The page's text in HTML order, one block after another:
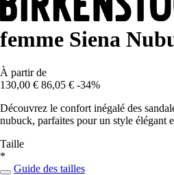
femme Siena
À partir de
130,00 € 86,05 € -34%
Découvrez le confort inégalé des
nubuck, parfaites pour un style élégant
Taille
*
Guide des tailles